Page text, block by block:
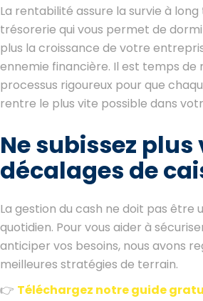
La rentabilité assure la survie à
trésorerie qui vous permet de
plus la croissance de votre
ennemie financière. Il est temps
processus rigoureux pour que
rentre le plus vite possible dans
Ne subissez plus
décalages de
La gestion du cash ne doit pas être
quotidien. Pour vous aider à
anticiper vos besoins, nous avons
meilleures stratégies de terrain.
👉 Téléchargez notre guide